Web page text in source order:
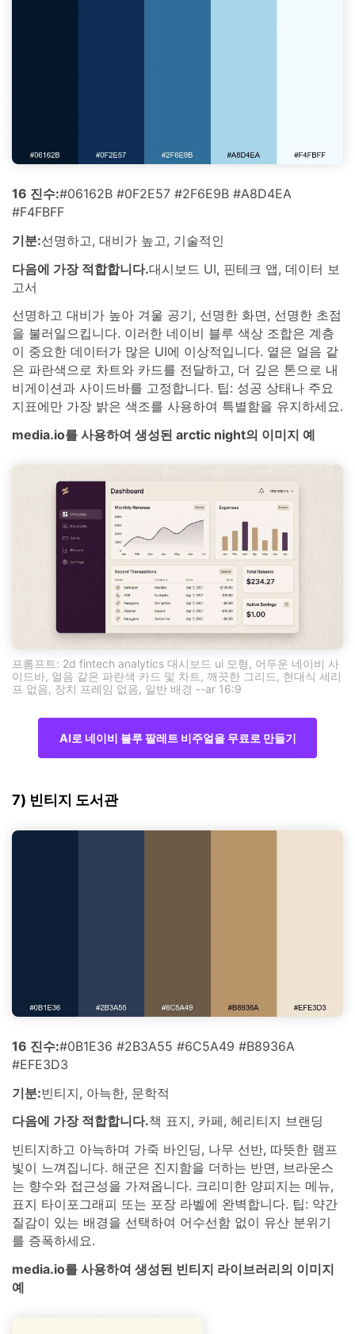
16 진수:#06162B #0F2E57 #2F6E9B #A8D4EA
#F4FBFF
기분:선명하고, 대비가 높고, 기술적인
다음에 가장 적합합니다.대시보드 UI, 핀테크 앱, 데이터 보
고서
선명하고 대비가 높아 겨울 공기, 선명한 화면, 선명한 초점
을 불러일으킵니다. 이러한 네이비 블루 색상 조합은 계층
이 중요한 데이터가 많은 UI에 이상적입니다. 옅은 얼음 같
은 파란색으로 차트와 카드를 전달하고, 더 깊은 톤으로 내
비게이션과 사이드바를 고정합니다. 팁: 성공 상태나 주요
지표에만 가장 밝은 색조를 사용하여 특별함을 유지하세요.
media.io를 사용하여 생성된 arctic night의 이미지 예
프롬프트: 2d fintech analytics 대시보드 ui 모형, 어두운 네이비 사
이드바, 얼음 같은 파란색 카드 및 차트, 깨끗한 그리드, 현대식 세리
프 없음, 장치 프레임 없음, 일반 배경 --ar 16:9
AI로 네이비 블루 팔레트 비주얼을 무료로 만들기
7) 빈티지 도서관
16 진수:#0B1E36 #2B3A55 #6C5A49 #B8936A
#EFE3D3
기분:빈티지, 아늑한, 문학적
다음에 가장 적합합니다.책 표지, 카페, 헤리티지 브랜딩
빈티지하고 아늑하며 가죽 바인딩, 나무 선반, 따뜻한 램프
빛이 느껴집니다. 해군은 진지함을 더하는 반면, 브라운스
는 향수와 접근성을 가져옵니다. 크리미한 양피지는 메뉴,
표지 타이포그래피 또는 포장 라벨에 완벽합니다. 팁: 약간
질감이 있는 배경을 선택하여 어수선함 없이 유산 분위기
를 증폭하세요.
media.io를 사용하여 생성된 빈티지 라이브러리의 이미지
예